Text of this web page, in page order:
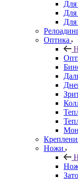
Для
Для
Оптика
Ножи